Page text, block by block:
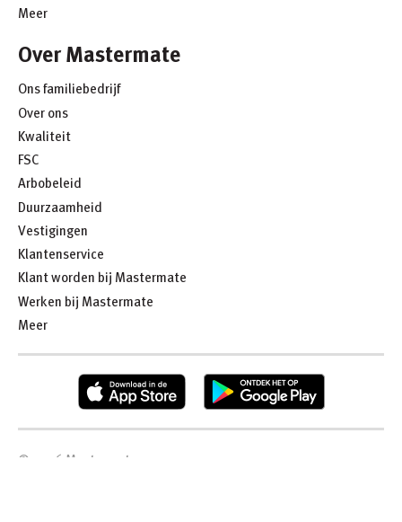
Meer
Over Mastermate
Ons familiebedrijf
Over ons
Kwaliteit
FSC
Arbobeleid
Duurzaamheid
Vestigingen
Klantenservice
Klant worden bij Mastermate
Werken bij Mastermate
Meer
© 2026 Mastermate